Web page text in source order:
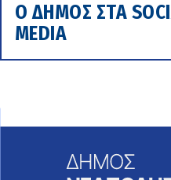
Ο ΔΗΜΟΣ ΣΤΑ
MEDIA